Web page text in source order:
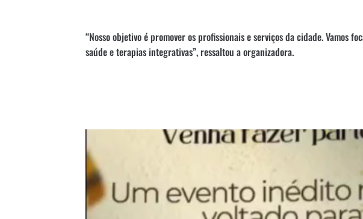
“Nosso objetivo é promover os profissionais e serviços da cidade. Vamos
saúde e terapias integrativas”, ressaltou a organizadora.